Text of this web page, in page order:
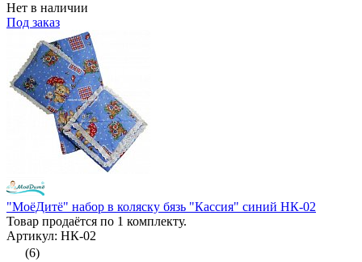
Нет в наличии
Под заказ
"МоёДитё" набор в коляску бязь "Кассия" синий НК-02
Товар продаётся по 1 комплекту.
Артикул: НК-02
(6)